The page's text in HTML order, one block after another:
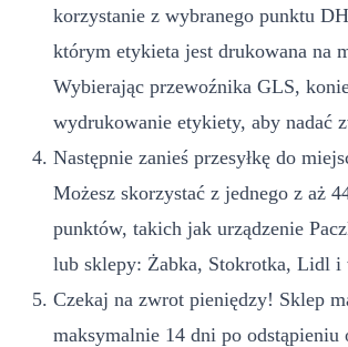
korzystanie z wybranego punktu
którym etykieta jest drukowana na
Wybierając przewoźnika GLS,
wydrukowanie etykiety, aby nadać
Następnie zanieś przesyłkę do
Możesz skorzystać z jednego z aż
punktów, takich jak urządzenie
lub sklepy: Żabka, Stokrotka, Lidl i
Czekaj na zwrot pieniędzy! Sklep
maksymalnie 14 dni po odstąpieniu